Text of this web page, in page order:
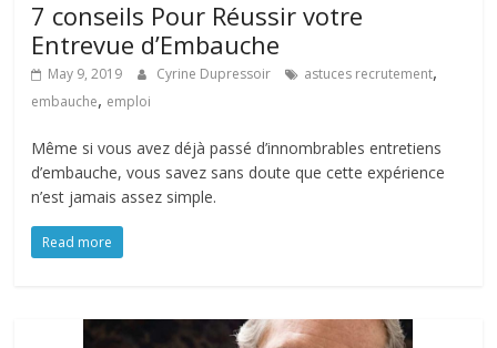
7 conseils Pour Réussir votre
Entrevue d’Embauche
May 9, 2019 Cyrine Dupressoir astuces recrutement,
embauche, emploi
Même si vous avez déjà passé d’innombrables entretiens
d’embauche, vous savez sans doute que cette expérience
n’est jamais assez simple.
Read more